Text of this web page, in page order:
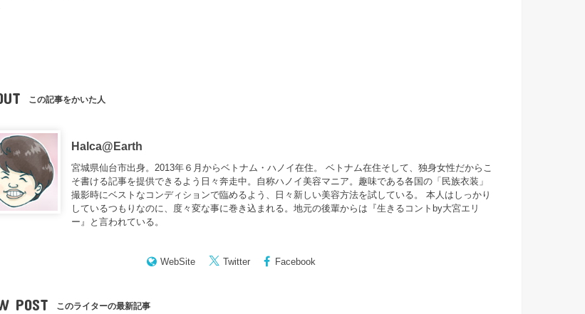
この記事をかいた人
Halca@Earth
宮城県仙台市出身。2013年６月からベトナム・ハノイ在住。 ベトナム在住そして、独身女性だからこ
そ書ける記事を提供できるよう日々奔走中。自称ハノイ美容マニア。趣味である各国の「民族衣装」
撮影時にベストなコンディションで臨めるよう、日々新しい美容方法を試している。 本人はしっかり
しているつもりなのに、度々変な事に巻き込まれる。地元の後輩からは『生きるコントby大宮エリ
ー 』と言われている。
WebSite Twitter Facebook
POST このライターの最新記事